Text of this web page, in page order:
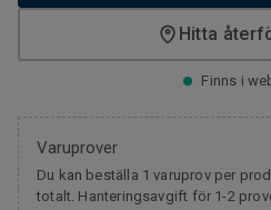
Hitta
Finns i
Varuprover
Du kan beställa 1 varuprov per
totalt. Hanteringsavgift för 1-2